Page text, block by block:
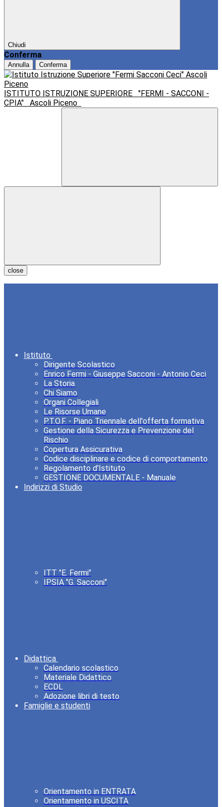
Chiudi
Conferma
Annulla Conferma
ISTITUTO ISTRUZIONE SUPERIORE
"FERMI - SACCONI -
CPIA"
Ascoli Piceno
close
Istituto
Dirigente Scolastico
Enrico Fermi - Giuseppe Sacconi - Antonio Ceci
La Storia
Chi Siamo
Organi Collegiali
Le Risorse Umane
P.T.O.F. - Piano Triennale dell'offerta formativa
Gestione della Sicurezza e Prevenzione del
Rischio
Copertura Assicurativa
Codice disciplinare e codice di comportamento
Regolamento d'Istituto
GESTIONE DOCUMENTALE - Manuale
Indirizzi di Studio
ITT "E. Fermi"
IPSIA "G. Sacconi"
Didattica
Calendario scolastico
Materiale Didattico
ECDL
Adozione libri di testo
Famiglie e studenti
Orientamento in ENTRATA
Orientamento in USCITA